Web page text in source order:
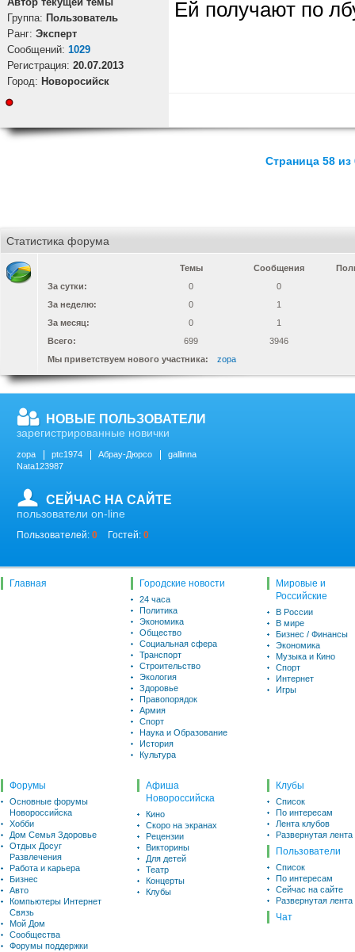
Группа: Пользователь
Ранг: Эксперт
Cообщений: 1029
Регистрация: 20.07.2013
Город: Новоросийск
Ей получают по
Страница 58 из
Статистика форума
Темы Сообщения
За сутки:
0
0
За неделю:
0
1
За месяц:
0
1
Всего:
699
3946
Мы приветствуем нового участника:
zopa
НОВЫЕ ПОЛЬЗОВАТЕЛИ
зарегистрированные новички
zopa ptc1974 Абрау-Дюрсо
gallinna
Nata123987
СЕЙЧАС НА САЙТЕ
пользователи on-line
Пользователей: 0 Гостей: 0
Главная Городские новости
24 часа
Политика
Экономика
Общество
Социальная сфера
Транспорт
Строительство
Экология
Здоровье
Правопорядок
Армия
Спорт
Наука и Образование
История
Культура
Мировые и
Российские
В России
В мире
Бизнес / Финансы
Экономика
Музыка и Кино
Спорт
Интернет
Игры
Форумы
Основные форумы
Новороссийска
Хобби
Дом Семья Здоровье
Отдых Досуг
Развлечения
Работа и карьера
Бизнес
Авто
Компьютеры Интернет
Связь
Мой Дом
Сообщества
Форумы поддержки
Афиша
Новороссийска
Кино
Скоро на экранах
Рецензии
Викторины
Для детей
Театр
Концерты
Клубы
Клубы
Список
По интересам
Лента клубов
Развернутая лента
Пользователи
Список
По интересам
Сейчас на сайте
Развернутая лента
Чат